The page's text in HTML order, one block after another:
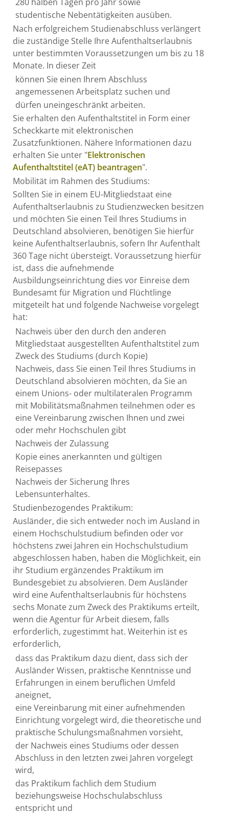
studentische Nebentätigkeiten ausüben.
Nach erfolgreichem Studienabschluss verlängert
die zuständige Stelle Ihre Aufenthaltserlaubnis
unter bestimmten Voraussetzungen um bis zu 18
Monate. In dieser Zeit
können Sie einen Ihrem Abschluss
angemessenen Arbeitsplatz suchen und
dürfen uneingeschränkt arbeiten.
Sie erhalten den Aufenthaltstitel in Form einer
Scheckkarte mit elektronischen
Zusatzfunktionen. Nähere Informationen dazu
erhalten Sie unter "Elektronischen
Aufenthaltstitel (eAT) beantragen".
Mobilität im Rahmen des Studiums:
Sollten Sie in einem EU-Mitgliedstaat eine
Aufenthaltserlaubnis zu Studienzwecken besitzen
und möchten Sie einen Teil Ihres Studiums in
Deutschland absolvieren, benötigen Sie hierfür
keine Aufenthaltserlaubnis, sofern Ihr Aufenthalt
360 Tage nicht übersteigt. Voraussetzung hierfür
ist, dass die aufnehmende
Ausbildungseinrichtung dies vor Einreise dem
Bundesamt für Migration und Flüchtlinge
mitgeteilt hat und folgende Nachweise vorgelegt
hat:
Nachweis über den durch den anderen
Mitgliedstaat ausgestellten Aufenthaltstitel zum
Zweck des Studiums (durch Kopie)
Nachweis, dass Sie einen Teil Ihres Studiums in
Deutschland absolvieren möchten, da Sie an
einem Unions- oder multilateralen Programm
mit Mobilitätsmaßnahmen teilnehmen oder es
eine Vereinbarung zwischen Ihnen und zwei
oder mehr Hochschulen gibt
Nachweis der Zulassung
Kopie eines anerkannten und gültigen
Reisepasses
Nachweis der Sicherung Ihres
Lebensunterhaltes.
Studienbezogendes Praktikum:
Ausländer, die sich entweder noch im Ausland in
einem Hochschulstudium befinden oder vor
höchstens zwei Jahren ein Hochschulstudium
abgeschlossen haben, haben die Möglichkeit, ein
ihr Studium ergänzendes Praktikum im
Bundesgebiet zu absolvieren. Dem Ausländer
wird eine Aufenthaltserlaubnis für höchstens
sechs Monate zum Zweck des Praktikums erteilt,
wenn die Agentur für Arbeit diesem, falls
erforderlich, zugestimmt hat. Weiterhin ist es
erforderlich,
dass das Praktikum dazu dient, dass sich der
Ausländer Wissen, praktische Kenntnisse und
Erfahrungen in einem beruflichen Umfeld
aneignet,
eine Vereinbarung mit einer aufnehmenden
Einrichtung vorgelegt wird, die theoretische und
praktische Schulungsmaßnahmen vorsieht,
der Nachweis eines Studiums oder dessen
Abschluss in den letzten zwei Jahren vorgelegt
wird,
das Praktikum fachlich dem Studium
beziehungsweise Hochschulabschluss
entspricht und